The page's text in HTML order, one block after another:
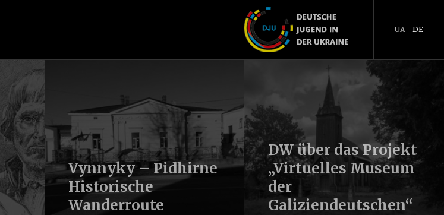
UA DE
Vynnyky – Pidhirne
Historische
Wanderroute
DW über das Projekt
„Virtuelles Museum
der
Galiziendeutschen“